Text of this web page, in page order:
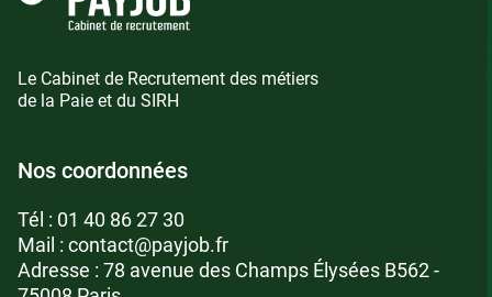
Le Cabinet de Recrutement des métiers
de la Paie et du SIRH
Nos coordonnées
Tél : 01 40 86 27 30
Mail : contact@payjob.fr
Adresse : 78 avenue des Champs Élysées B562 -